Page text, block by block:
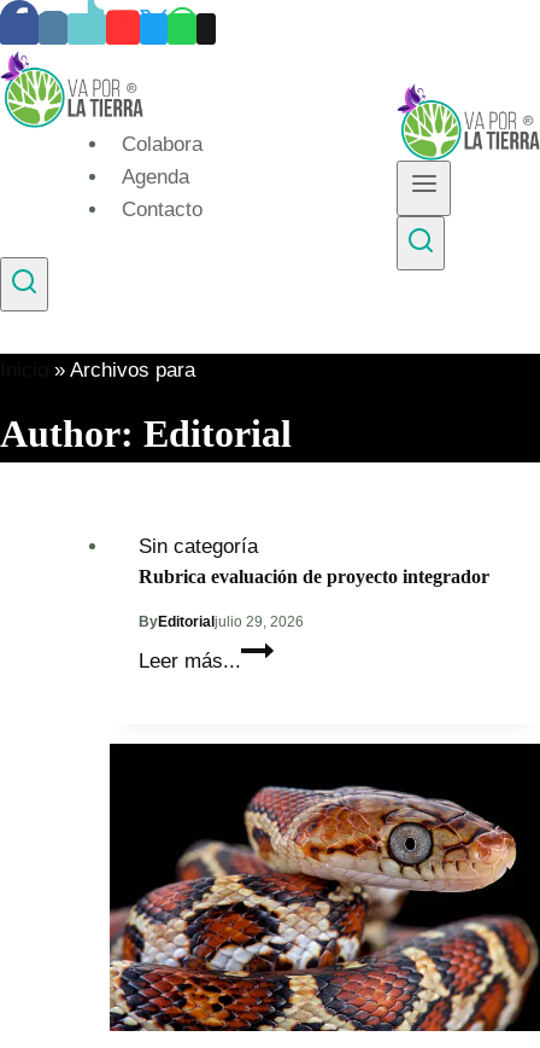
Skip
to
content
Colabora
Agenda
Contacto
» Archivos para
Author: Editorial
Sin categoría
Rubrica evaluación de proyecto integrador
ByEditorialjulio 29, 2026
Leer más...
Rubrica
proyecto